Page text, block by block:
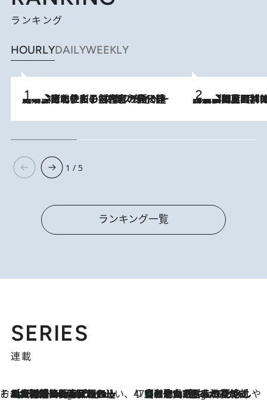
ランキング
HOURLYDAILYWEEKLY
2026.8.3
《「文士の子ども被害者の会」発足！》阿川佐和子（72）が語る遠藤周作に北杜夫、劇作家・矢代静一の子どもたちの“文豪プライベート事件簿” 2026.8.8
「最後に見られてよかった」上野動物園の東園パンダ舎が解体前に特別公開。8月16日まで延長されたパネル展と共に辿る“半世紀”のパンダ飼育《解体工事の図面あり》
1 / 5
ランキング一覧
SERIES
連載
そおだよおこの関西おいしい、おやつ紀行3 Hours Ago
［大阪府箕面市］一皿一皿目の前で仕上げられる、料理を巧みに組み込んだアシェットデセールコース「ミチル アシェット デセール（Michiru assiette dessert）」 47都道府県の手みやげ ひんやりスイーツで夏を満喫
3 Hours Ago
【和歌山県】この夏絶対食べたい 冷やしておいしいおやつ3選 みかんがごろっと丸ごと入ったジュレ